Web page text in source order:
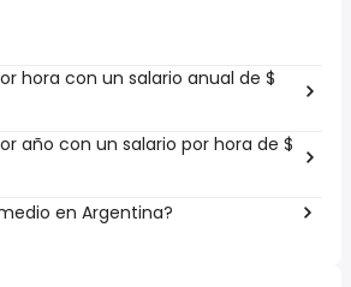
hora con un salario anual de $
año con un salario por hora de $
en Argentina?